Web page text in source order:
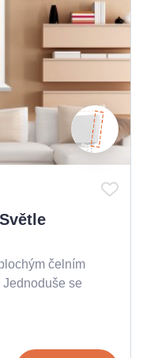
čelním
se